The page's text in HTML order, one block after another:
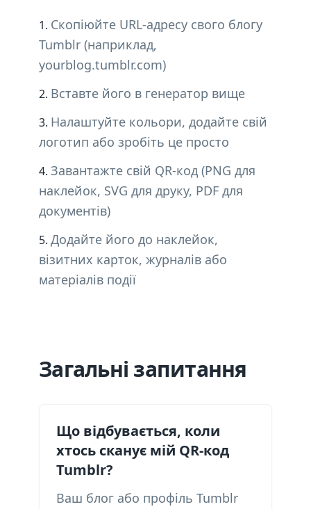
Скопіюйте URL-адресу свого блогу
Tumblr (наприклад,
yourblog.tumblr.com)
Вставте його в генератор вище
Налаштуйте кольори, додайте свій
логотип або зробіть це просто
Завантажте свій QR-код (PNG для
наклейок, SVG для друку, PDF для
документів)
Додайте його до наклейок,
візитних карток, журналів або
матеріалів події
Загальні запитання
Що відбувається, коли
хтось сканує мій QR-код
Tumblr?
Ваш блог або профіль Tumblr